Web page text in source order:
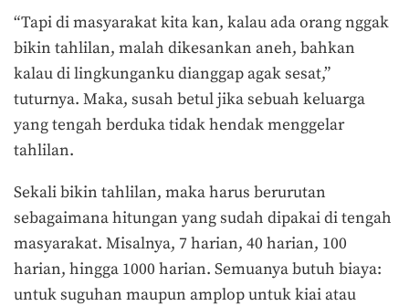
“Tapi di masyarakat kita kan, kalau ada orang nggak
bikin tahlilan, malah dikesankan aneh, bahkan
kalau di lingkunganku dianggap agak sesat,”
tuturnya. Maka, susah betul jika sebuah keluarga
yang tengah berduka tidak hendak menggelar
tahlilan.
Sekali bikin tahlilan, maka harus berurutan
sebagaimana hitungan yang sudah dipakai di tengah
masyarakat. Misalnya, 7 harian, 40 harian, 100
harian, hingga 1000 harian. Semuanya butuh biaya:
untuk suguhan maupun amplop untuk kiai atau